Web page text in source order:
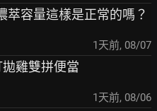
萃容量這樣是正常的嗎？
1天前, 08/07
雞雙拼便當
1天前, 08/06